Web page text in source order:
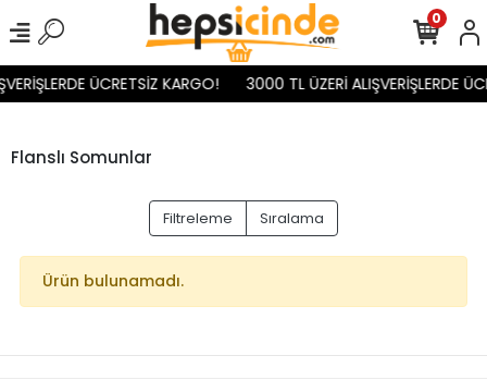
ÜCRETSİZ KARGO! 3000 TL ÜZERİ ALIŞVERİŞLERDE
0
Flanslı Somunlar
Filtreleme Sıralama
Ürün bulunamadı.